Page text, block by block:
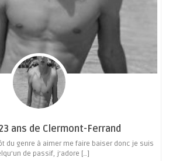
ans de Clermont-Ferrand
du genre à aimer me faire baiser donc je suis
de passif, j’adore […]